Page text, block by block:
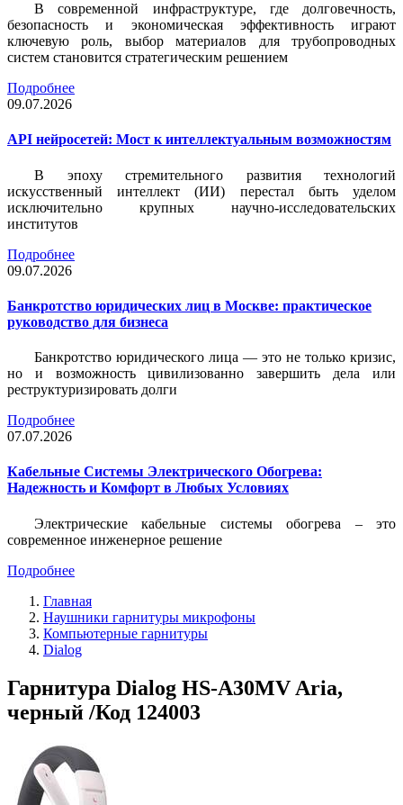
В современной инфраструктуре, где долговечность,
безопасность и экономическая эффективность играют
ключевую роль, выбор материалов для трубопроводных
систем становится стратегическим решением
Подробнее
09.07.2026
API нейросетей: Мост к интеллектуальным возможностям
В эпоху стремительного развития технологий
искусственный интеллект (ИИ) перестал быть уделом
исключительно крупных научно-исследовательских
институтов
Подробнее
09.07.2026
Банкротство юридических лиц в Москве: практическое
руководство для бизнеса
Банкротство юридического лица — это не только кризис,
но и возможность цивилизованно завершить дела или
реструктуризировать долги
Подробнее
07.07.2026
Кабельные Системы Электрического Обогрева:
Надежность и Комфорт в Любых Условиях
Электрические кабельные системы обогрева – это
современное инженерное решение
Подробнее
Главная
Наушники гарнитуры микрофоны
Компьютерные гарнитуры
Dialog
Гарнитура Dialog HS-A30MV Aria,
черный /Код 124003